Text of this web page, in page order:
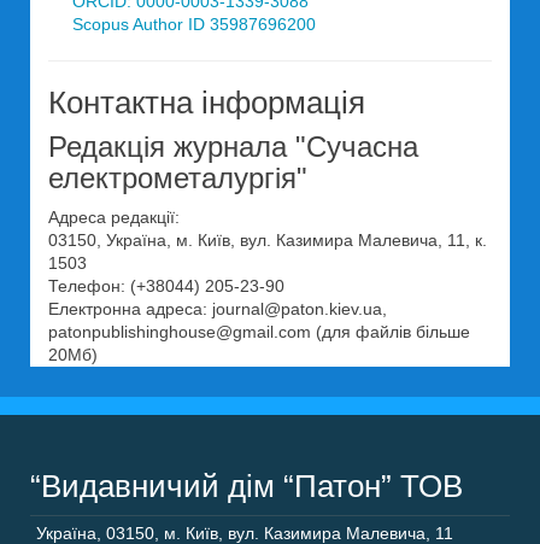
Scopus Author ID 35987696200
Контактна інформація
Редакція журнала "Сучасна
електрометалургія"
Адреса редакції:
03150, Україна, м. Київ, вул. Казимира Малевича, 11, к.
1503
Телефон: (+38044) 205-23-90
Електронна адреса: journal@paton.kiev.uа,
patonpublishinghouse@gmail.com (для файлів більше
20Мб)
“Видавничий дім “Патон” ТОВ
Україна 03150 м. Київ, вул. Казимира Малевича, 11